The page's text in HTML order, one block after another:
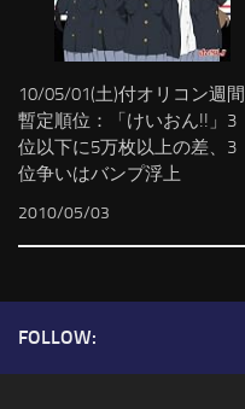
10/05/01(土)付オリコン週間
暫定順位：「けいおん!!」3
位以下に5万枚以上の差、3
位争いはバンプ浮上
2010/05/03
FOLLOW: